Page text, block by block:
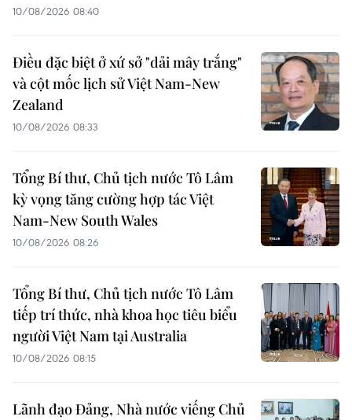
10/08/2026 08:40
Điều đặc biệt ở xứ sở "dải mây trắng"
và cột mốc lịch sử Việt Nam-New
Zealand
10/08/2026 08:33
Tổng Bí thư, Chủ tịch nước Tô Lâm
kỳ vọng tăng cường hợp tác Việt
Nam-New South Wales
10/08/2026 08:26
Tổng Bí thư, Chủ tịch nước Tô Lâm
tiếp trí thức, nhà khoa học tiêu biểu
người Việt Nam tại Australia
10/08/2026 08:15
Lãnh đạo Đảng, Nhà nước viếng Chủ